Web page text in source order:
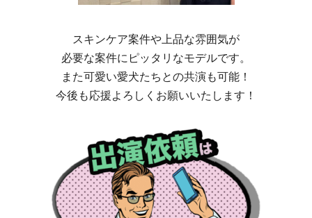
スキンケア案件や上品な雰囲気が
必要な案件にピッタリなモデルです。
また可愛い愛犬たちとの共演も可能！
今後も応援よろしくお願いいたします！